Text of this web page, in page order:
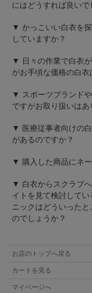
にはどうすれば良いで
▼ かっこいい白衣を
していますか？
▼ 日々の作業で白衣
がお手頃な価格の白衣
▼ スポーツブランド
ですがお取り扱いはあ
▼ 医療従事者向けの
があるのですか？
▼ 購入した商品にネ
▼ 白衣からスクラブ
イトを見て検討して
ニックはどういった
のでしょうか？
お店のトップへ戻る
カートを見る
マイページへ